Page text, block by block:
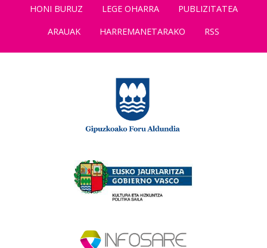
HONI BURUZ LEGE OHARRA
PUBLIZITATEA
ARAUAK
HARREMANETARAKO RSS